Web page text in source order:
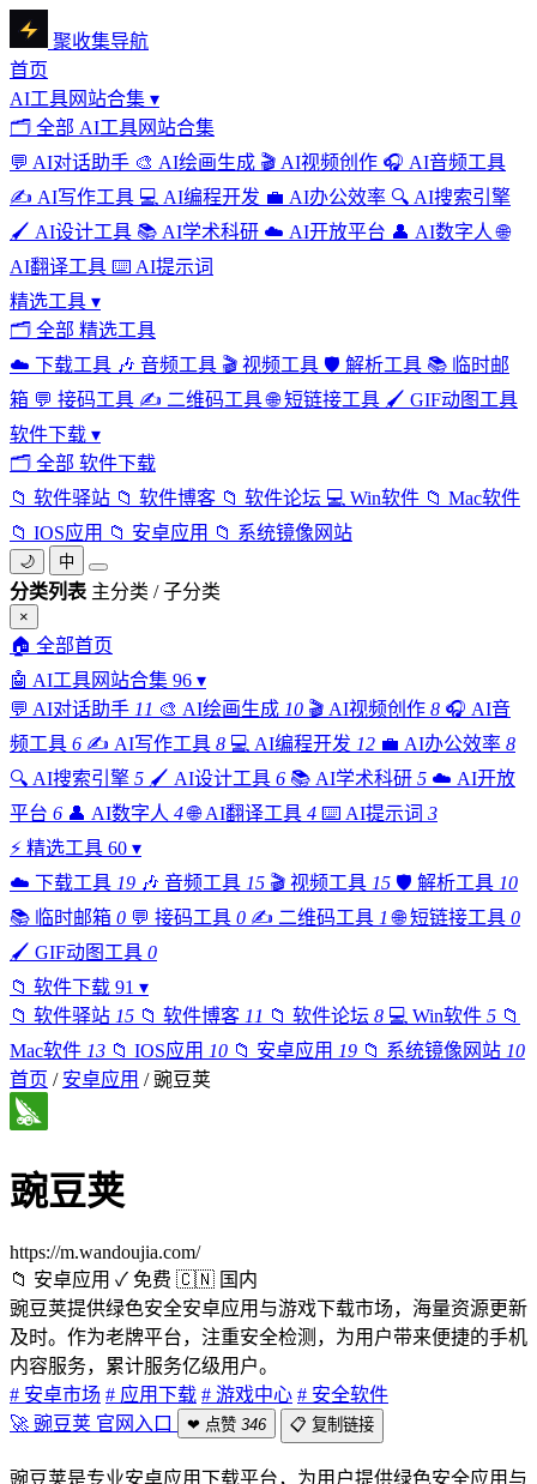
聚收集导航
首页
AI工具网站合集 ▾
🗂 全部 AI工具网站合集
💬 AI对话助手 🎨 AI绘画生成 🎬 AI视频创作 🎧 AI音频工具
✍️ AI写作工具 💻 AI编程开发 💼 AI办公效率 🔍 AI搜索引擎
🖌️ AI设计工具 📚 AI学术科研 ☁️ AI开放平台 👤 AI数字人 🌐
AI翻译工具 ⌨️ AI提示词
精选工具 ▾
🗂 全部 精选工具
☁️ 下载工具 🎶 音频工具 🎬 视频工具 🛡️ 解析工具 📚 临时邮
箱 💬 接码工具 ✍️ 二维码工具 🌐 短链接工具 🖌️ GIF动图工具
软件下载 ▾
🗂 全部 软件下载
📁 软件驿站 📁 软件博客 📁 软件论坛 💻 Win软件 📁 Mac软件
📁 IOS应用 📁 安卓应用 📁 系统镜像网站
🌙 中
分类列表 主分类 / 子分类
×
🏠 全部首页
🤖 AI工具网站合集 96 ▾
💬 AI对话助手 11 🎨 AI绘画生成 10 🎬 AI视频创作 8 🎧 AI音
频工具 6 ✍️ AI写作工具 8 💻 AI编程开发 12 💼 AI办公效率 8
🔍 AI搜索引擎 5 🖌️ AI设计工具 6 📚 AI学术科研 5 ☁️ AI开放
平台 6 👤 AI数字人 4 🌐 AI翻译工具 4 ⌨️ AI提示词 3
⚡ 精选工具 60 ▾
☁️ 下载工具 19 🎶 音频工具 15 🎬 视频工具 15 🛡️ 解析工具 10
📚 临时邮箱 0 💬 接码工具 0 ✍️ 二维码工具 1 🌐 短链接工具 0
🖌️ GIF动图工具 0
📁 软件下载 91 ▾
📁 软件驿站 15 📁 软件博客 11 📁 软件论坛 8 💻 Win软件 5 📁
Mac软件 13 📁 IOS应用 10 📁 安卓应用 19 📁 系统镜像网站 10
首页 / 安卓应用 / 豌豆荚
豌豆荚
https://m.wandoujia.com/
📁 安卓应用 ✓ 免费 🇨🇳 国内
豌豆荚提供绿色安全安卓应用与游戏下载市场，海量资源更新
及时。作为老牌平台，注重安全检测，为用户带来便捷的手机
内容服务，累计服务亿级用户。
# 安卓市场 # 应用下载 # 游戏中心 # 安全软件
🚀 豌豆荚 官网入口
❤ 点赞 346 📋 复制链接
豌豆荚是专业安卓应用下载平台，为用户提供绿色安全应用与